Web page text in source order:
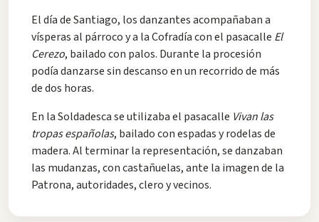
El día de Santiago, los danzantes acompañaban a
vísperas al párroco y a la Cofradía con el pasacalle El
Cerezo, bailado con palos. Durante la procesión
podía danzarse sin descanso en un recorrido de más
de dos horas.
En la Soldadesca se utilizaba el pasacalle Vivan las
tropas españolas, bailado con espadas y rodelas de
madera. Al terminar la representación, se danzaban
las mudanzas, con castañuelas, ante la imagen de la
Patrona, autoridades, clero y vecinos.